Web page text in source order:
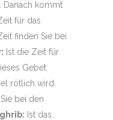
Danach kommt
für das
finden Sie bei
Ist die Zeit für
Gebet
rötlich wird.
bei den
Ist das